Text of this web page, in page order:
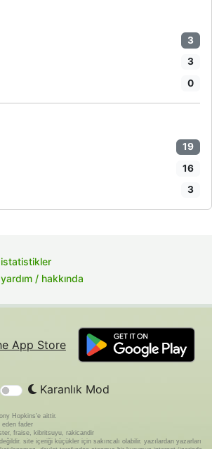
3
3
0
19
16
3
istatistikler
yardım / hakkında
Karanlık Mod
Hopkins'e aittir.
eden fader
fraise, kibritsuyu, rakicandir
site içeriği küçükler için sakıncalı olabilir. yazılardan yazarları